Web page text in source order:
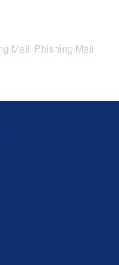
Mail Phishing Mail